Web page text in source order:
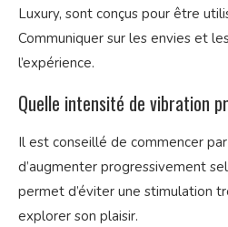
Luxury, sont conçus pour être
Communiquer sur les envies et
l’expérience.
Quelle intensité de vibration
Il est conseillé de commencer
d’augmenter progressivement
permet d’éviter une stimulation
explorer son plaisir.